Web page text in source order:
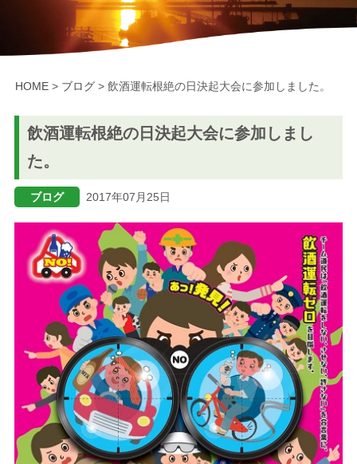
関連会社
お問い合わせ・アクセス
新着情報・地域貢献活動
ブログ
HOME> ブログ> 飲酒運転根絶の日決起大会に参加しました。
飲酒運転根絶の日決起大会に参加しまし
た。
ブログ 2017年07月25日